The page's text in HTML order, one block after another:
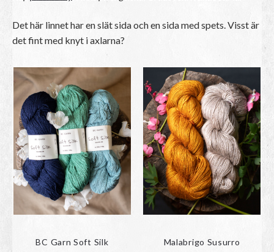
Det här linnet har en slät sida och en sida med spets. Visst är
det fint med knyt i axlarna?
BC Garn Soft Silk
Malabrigo Susurro